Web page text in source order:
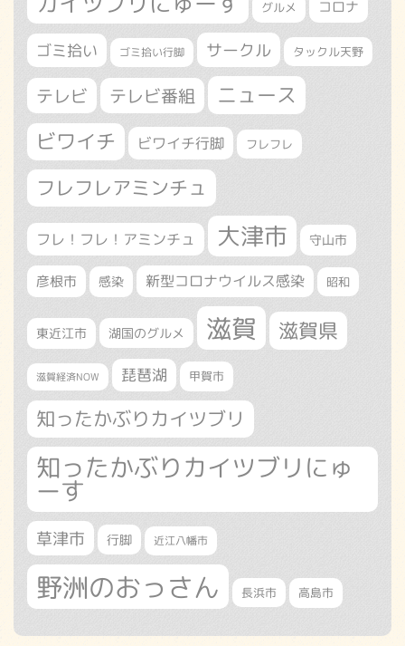
グルメ コロナ
ゴミ拾い ゴミ拾い行脚 サークル タックル天野
テレビ テレビ番組 ニュース
ビワイチ ビワイチ行脚 フレフレ
フレフレアミンチュ
フレ！フレ！アミンチュ 大津市 守山市
彦根市 感染 新型コロナウイルス感染 昭和
東近江市 湖国のグルメ 滋賀 滋賀県
滋賀経済NOW 琵琶湖 甲賀市
知ったかぶりカイツブリ
知ったかぶりカイツブリにゅ
ーす
草津市 行脚 近江八幡市
野洲のおっさん 長浜市 高島市